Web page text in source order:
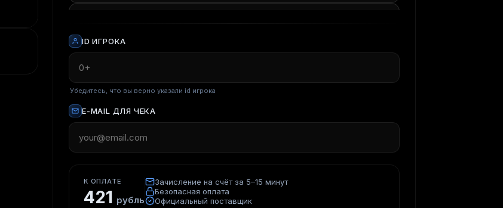
ID ИГРОКА
Убедитесь, что вы верно указали id игрока
E-MAIL ДЛЯ ЧЕКА
К ОПЛАТЕ
421 рубль
Зачисление на счёт за 5–15 минут
Безопасная оплата
Официальный поставщик